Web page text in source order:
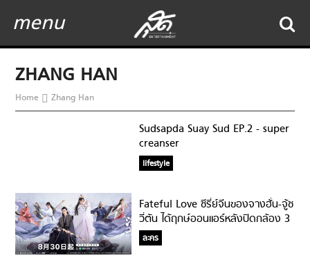
menu
ZHANG HAN
Home Zhang Han
Sudsapda Suay Sud EP.2 - super
creanser
lifestyle
Fateful Love ซีรี่ย์จีนของจางฮั่น-จู้ซ
วี่ตัน ได้ฤกษ์ออนแอร์หลังปิดกล้อง 3
ปี!
ละคร